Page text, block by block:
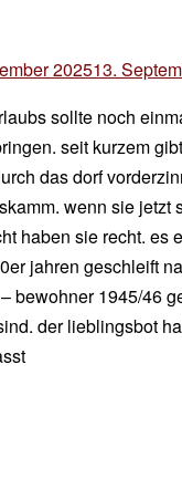
202513.
sollte noch
seit kurzem
das dorf
wenn sie jetzt
haben sie recht. es
jahren geschleift
bewohner 1945/46
der lieblingsbot